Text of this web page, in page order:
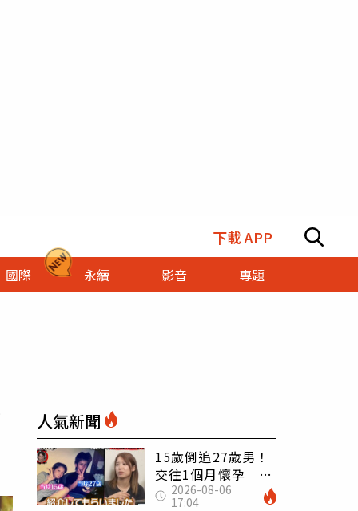
下載 APP
國際 永續 影音
專題
人氣新聞
15歲倒追27歲男！
交往1個月懷孕 36
歲當阿嬤故事曝光
2026-08-06
17:04